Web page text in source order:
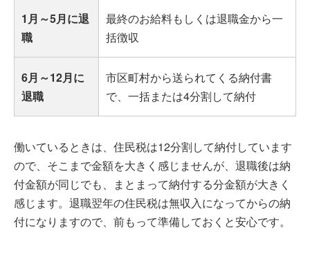
1月～5月に退
職
最終のお給料もしくは退職金から一
括徴収
6月～12月に
退職
市区町村から送られてくる納付書
で、一括または4分割して納付
働いているときは、住民税は12分割して納付しています
ので、そこまで金額を大きく感じませんが、退職後は納
付金額が同じでも、まとまって納付する分金額が大きく
感じます。退職翌年の住民税は無収入になってからの納
付になりますので、前もって準備しておくと安心です。